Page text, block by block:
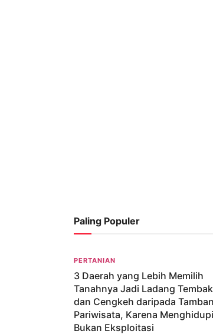
Paling Populer
PERTANIAN
3 Daerah yang Lebih Memilih
Tanahnya Jadi Ladang
dan Cengkeh daripada
Pariwisata, Karena Menghidupi
Bukan Eksploitasi